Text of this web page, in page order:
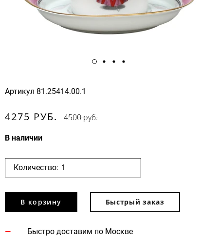
Артикул 81.25414.00.1
4275 РУБ. 4500 руб.
В наличии
Количество:
В корзину Быстрый заказ
Быстро доставим по Москве